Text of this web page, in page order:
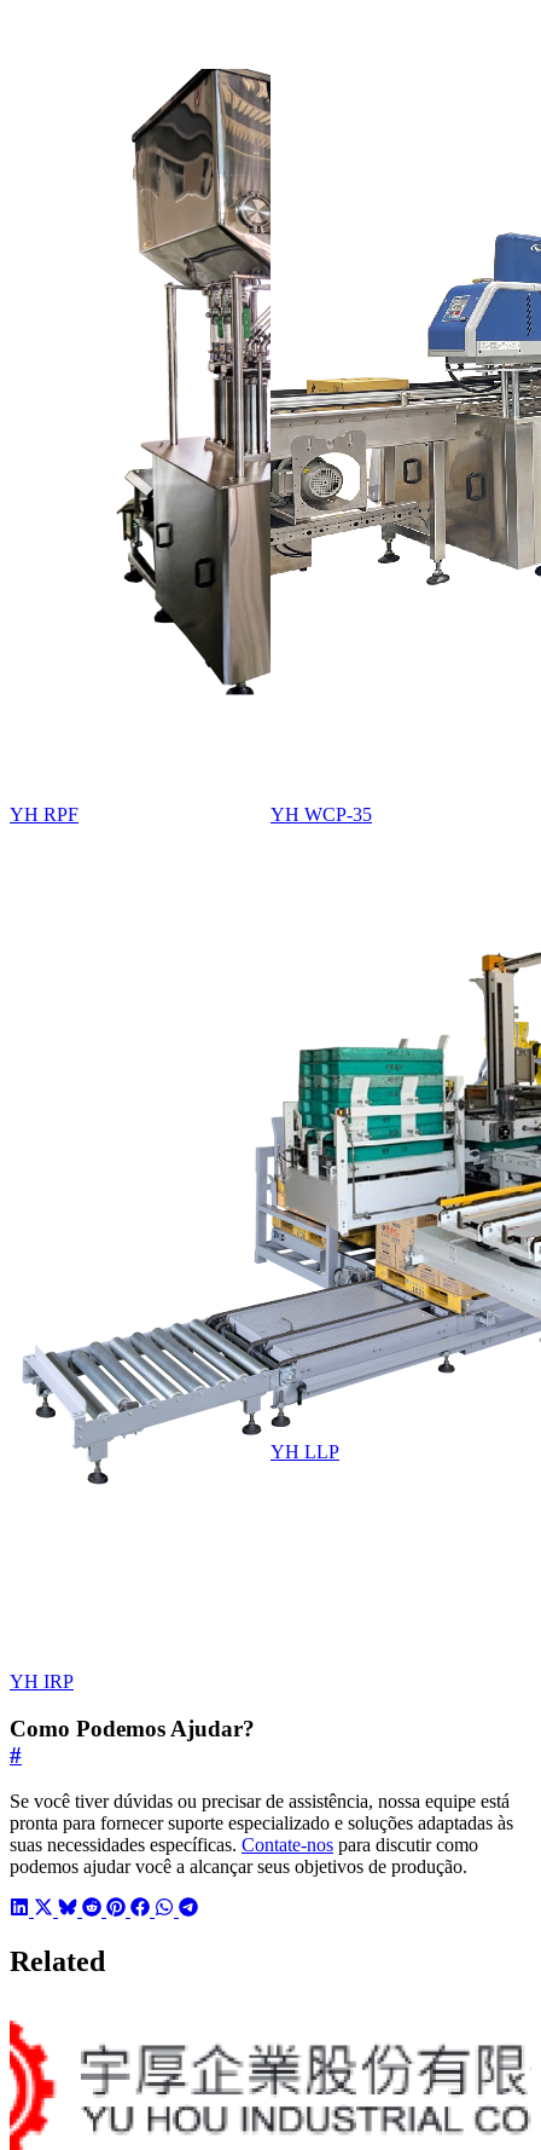
YH RPF YH WCP-35
YH IRP
YH LLP
Como Podemos Ajudar?
#
Se você tiver dúvidas ou precisar de assistência, nossa equipe está
pronta para fornecer suporte especializado e soluções adaptadas às
suas necessidades específicas. Contate-nos para discutir como
podemos ajudar você a alcançar seus objetivos de produção.
Related